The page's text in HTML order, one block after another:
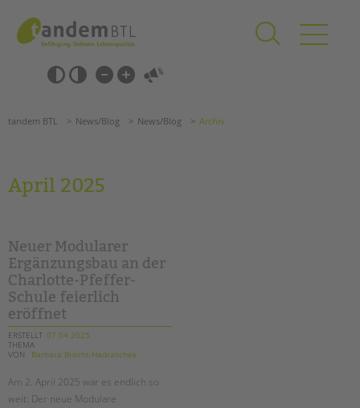
springen
Barrierefrei-
Einstellungen
überspringen
überspringen
Grundschulen
Förderzentren
Kollegs
EFöB
Schulbezogene Sozialarbeit
Tagesgruppen
HILFEN ZUR ERZIEHUNG
EINGLIEDERUNGSHILFE
Suchen
tandem BTL News/Blog News/Blog Archiv
April 2025
Neuer Modularer
Ergänzungsbau an der
Charlotte-Pfeffer-
Schule feierlich
eröffnet
ERSTELLT 07.04.2025
THEMA
VON
Barbara Brecht-Hadraschek
Am 2. April 2025 war es endlich so
weit: Der neue Modulare